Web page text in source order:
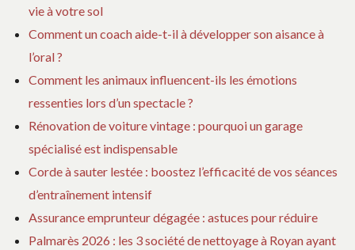
vie à votre sol
Comment un coach aide-t-il à développer son aisance à
l’oral ?
Comment les animaux influencent-ils les émotions
ressenties lors d’un spectacle ?
Rénovation de voiture vintage : pourquoi un garage
spécialisé est indispensable
Corde à sauter lestée : boostez l’efficacité de vos séances
d’entraînement intensif
Assurance emprunteur dégagée : astuces pour réduire
Palmarès 2026 : les 3 société de nettoyage à Royan ayant